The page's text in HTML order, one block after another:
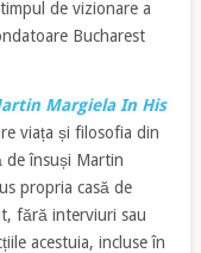
de vizionare a
Bucharest
Margiela In His
viața și filosofia din
de însuși Martin
propria casă de
fără interviuri sau
acestuia, incluse în